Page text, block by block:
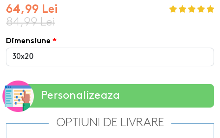
64,99 Lei
84,99 Lei
Dimensiune
Personalizeaza
OPTIUNI DE LIVRARE